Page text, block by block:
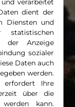
dient der
Diensten und
der Anzeige
sozialer
Daten auch
werden.
erfordert Ihre
über die
werden kann.